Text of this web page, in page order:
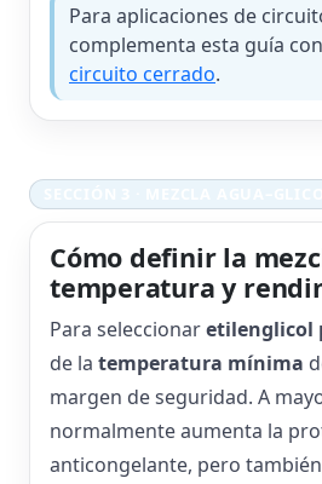
Para aplicaciones de
complementa esta guía con
circuito cerrado.
Cómo definir la
temperatura y
Para seleccionaretilenglicol
de la temperatura mínima
margen de seguridad. A
normalmente aumenta la
anticongelante, pero